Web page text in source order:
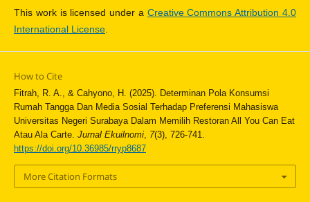
This work is licensed under a Creative Commons Attribution 4.0
International License.
How to Cite
Fitrah, R. A., & Cahyono, H. (2025). Determinan Pola Konsumsi
Rumah Tangga Dan Media Sosial Terhadap Preferensi Mahasiswa
Universitas Negeri Surabaya Dalam Memilih Restoran All You Can Eat
Atau Ala Carte. Jurnal Ekuilnomi, 7(3), 726-741.
https://doi.org/10.36985/rryp8687
More Citation Formats